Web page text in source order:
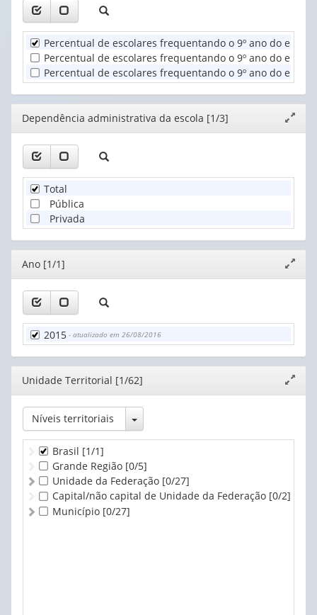
escola
(1)
valor):
Unidade
Territorial
(1)
Percentual de escolares frequentando o 9º ano do
Percentual de escolares frequentando o 9º ano do
Percentual de escolares frequentando o 9º ano do
Editor
janela
Dependência administrativa da escola [1/3]
Total
Pública
Privada
Editor
janela
Ano [1/1]
2015 - atualizado em 26/08/2016
Editor
janela
Unidade Territorial [1/62]
Níveis territoriais Toggle Dropdown
Brasil [1/1]
Grande Região [0/5]
Unidade da Federação [0/27]
Capital/não capital de Unidade da Federação [0/2]
Município [0/27]